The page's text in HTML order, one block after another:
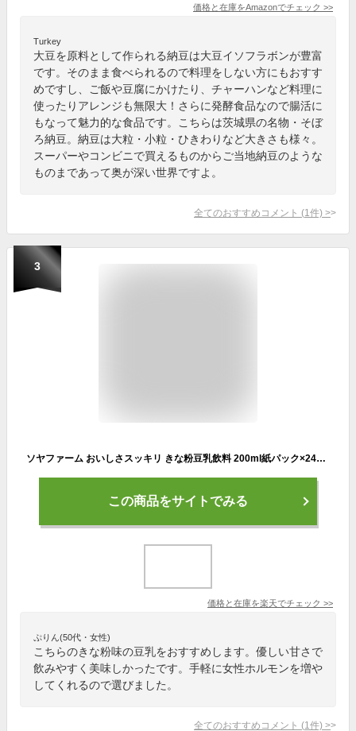
価格と在庫をAmazonでチェック >>
Turkey
大豆を原料として作られる納豆は大豆イソフラボンが豊富
です。そのまま食べられるので料理をしない方にもおすす
めですし、ご飯や豆腐にかけたり、チャーハンなど料理に
使ったりアレンジも無限大！さらに発酵食品なので腸活に
もなって魅力的な食品です。こちらは茨城県の名物・そぼ
ろ納豆。納豆は大粒・小粒・ひきわりなど大きさも様々。
スーパーやコンビニで買えるものからご当地納豆のような
ものまであって奥が深い世界ですよ。
全てのおすすめコメント (1 件) >
3
ソヤファーム おいしさスッキリ きな粉豆乳飲料 200ml紙パック×24本入｜ 送料無料 きなこ 豆乳飲料
この商品をサイトでみる
価格と在庫を楽天でチェック >>
ぷりん(50代・女性)
こちらのきな粉味の豆乳をおすすめします。優しい甘さで
飲みやすく美味しかったです。手軽に女性ホルモンを増や
してくれるので選びました。
全てのおすすめコメント (1 件) >